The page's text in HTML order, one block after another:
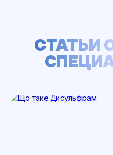
СТАТЬИ